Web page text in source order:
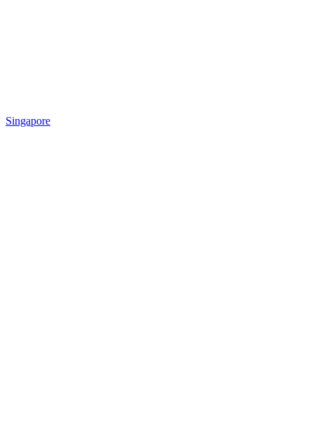
Singapore